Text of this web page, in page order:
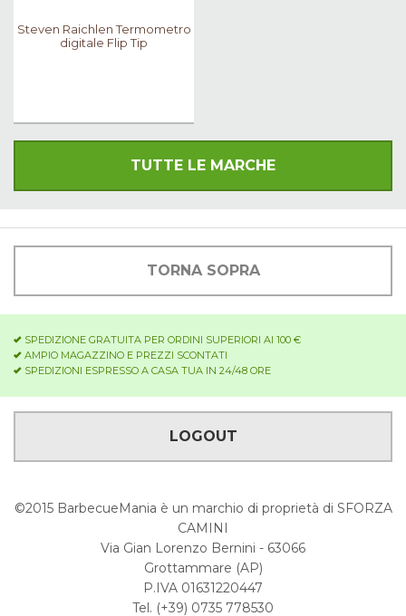
Steven Raichlen Termometro
digitale Flip Tip
TUTTE LE MARCHE
TORNA SOPRA
SPEDIZIONE GRATUITA PER ORDINI SUPERIORI AI 100 €
AMPIO MAGAZZINO E PREZZI SCONTATI
SPEDIZIONI ESPRESSO A CASA TUA IN 24/48 ORE
LOGOUT
©2015 BarbecueMania è un marchio di proprietà di SFORZA
CAMINI
Via Gian Lorenzo Bernini - 63066
Grottammare (AP)
P.IVA 01631220447
Tel. (+39) 0735 778530